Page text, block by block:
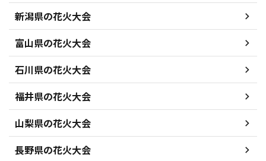
新潟県の花火大会
富山県の花火大会
石川県の花火大会
福井県の花火大会
山梨県の花火大会
長野県の花火大会